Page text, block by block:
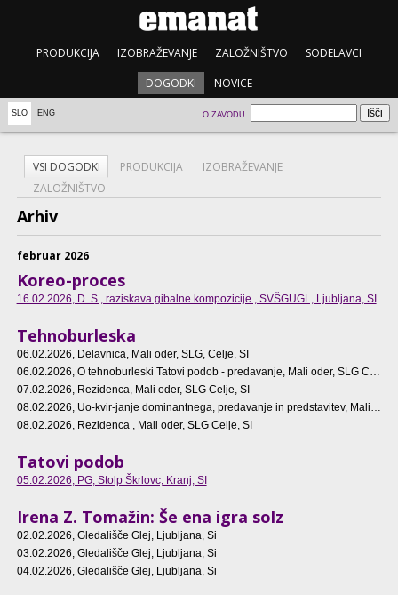
PRODUKCIJA IZOBRAŽEVANJE ZALOŽNIŠTVO SODELAVCI
DOGODKI NOVICE
SLO ENG O ZAVODU
VSI DOGODKI PRODUKCIJA
IZOBRAŽEVANJE
ZALOŽNIŠTVO
Arhiv
februar 2026
Koreo-proces
16.02.2026 , D. S., raziskava gibalne kompozicije , SVŠGUGL, Ljubljana, SI
Tehnoburleska
06.02.2026, Delavnica, Mali oder, SLG, Celje, SI
06.02.2026, O tehnoburleski Tatovi podob - predavanje, Mali oder, SLG Celje, SI
07.02.2026, Rezidenca, Mali oder, SLG Celje, SI
08.02.2026, Uo-kvir-janje dominantnega, predavanje in predstavitev, Mali oder, SLG Celje, SI
08.02.2026, Rezidenca , Mali oder, SLG Celje, SI
Tatovi podob
05.02.2026, PG, Stolp Škrlovc, Kranj, SI
Irena Z. Tomažin: Še ena igra solz
02.02.2026, Gledališče Glej, Ljubljana, Si
03.02.2026, Gledališče Glej, Ljubljana, Si
04.02.2026, Gledališče Glej, Ljubljana, Si